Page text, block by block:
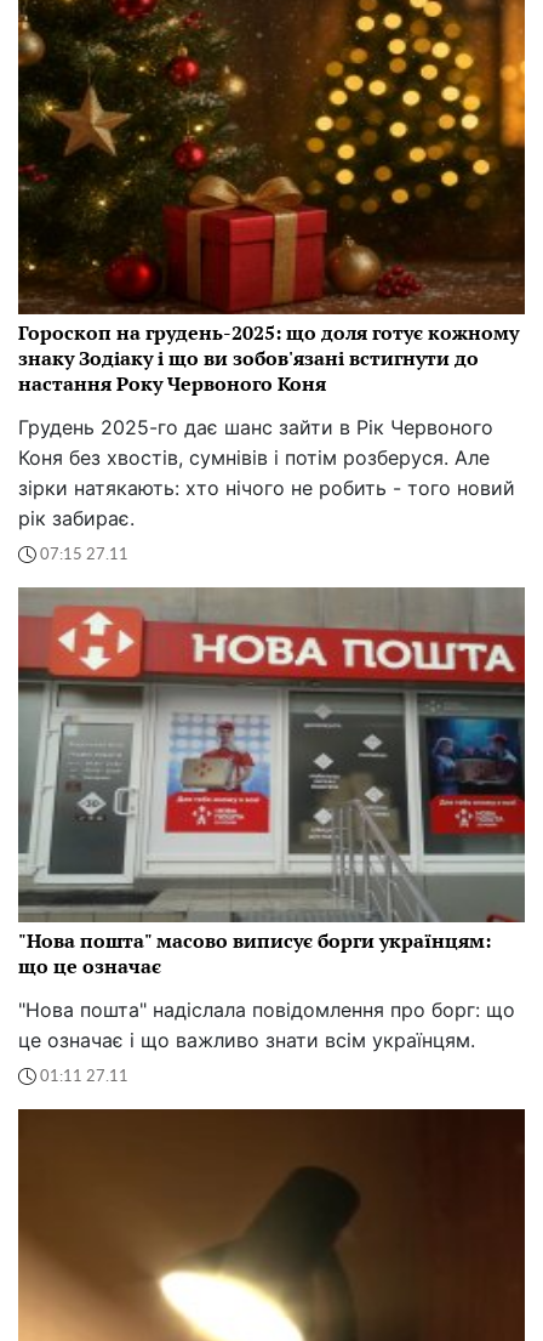
Гороскоп на грудень-2025: що доля готує кожному
знаку Зодіаку і що ви зобов'язані встигнути до
настання Року Червоного Коня
Грудень 2025-го дає шанс зайти в Рік Червоного
Коня без хвостів, сумнівів і потім розберуся. Але
зірки натякають: хто нічого не робить - того новий
рік забирає.
07:15 27.11
"Нова пошта" масово виписує борги українцям:
що це означає
"Нова пошта" надіслала повідомлення про борг: що
це означає і що важливо знати всім українцям.
01:11 27.11